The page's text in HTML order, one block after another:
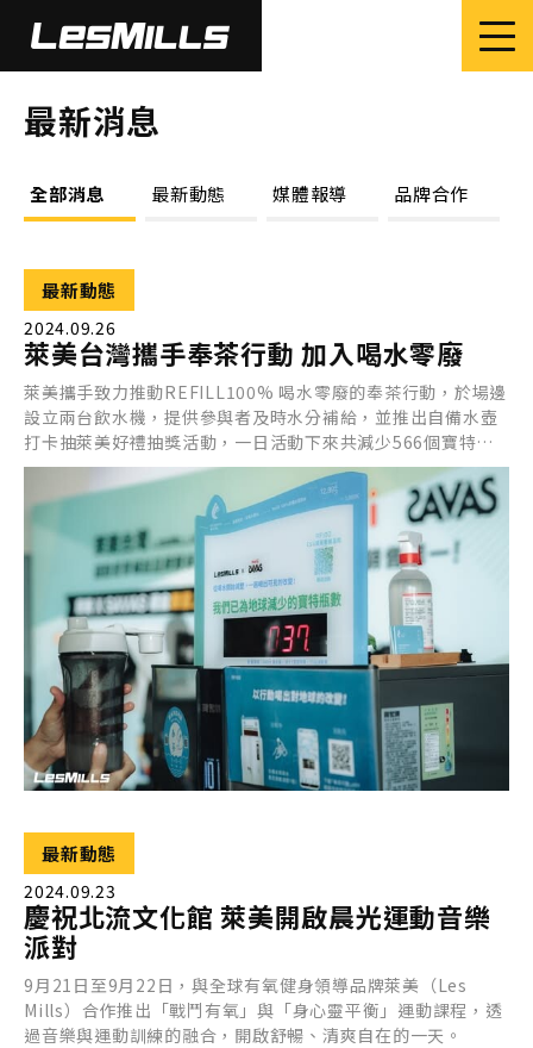
最新消息
全部消息 最新動態 媒體報導 品牌合作
最新動態
2024.09.26
萊美台灣攜手奉茶行動 加入喝水零廢
萊美攜手致力推動REFILL100% 喝水零廢的奉茶行動，於場邊
設立兩台飲水機，提供參與者及時水分補給，並推出自備水壺
打卡抽萊美好禮抽獎活動，一日活動下來共減少566個寶特瓶
產生。
最新動態
2024.09.23
慶祝北流文化館 萊美開啟晨光運動音樂
派對
9月21日至9月22日，與全球有氧健身領導品牌萊美（Les
Mills）合作推出「戰鬥有氧」與「身心靈平衡」運動課程，透
過音樂與運動訓練的融合，開啟舒暢、清爽自在的一天。